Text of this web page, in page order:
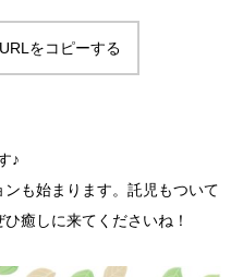
をコピーする
♪
も始まります。託児もついて
癒しに来てくださいね！